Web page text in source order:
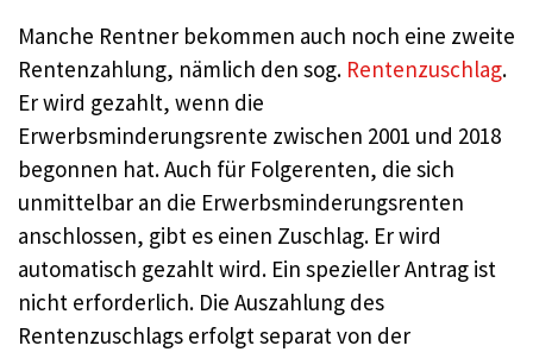
Manche Rentner bekommen auch noch eine zweite
Rentenzahlung, nämlich den sog. Rentenzuschlag.
Er wird gezahlt, wenn die
Erwerbsminderungsrente zwischen 2001 und 2018
begonnen hat. Auch für Folgerenten, die sich
unmittelbar an die Erwerbsminderungsrenten
anschlossen, gibt es einen Zuschlag. Er wird
automatisch gezahlt wird. Ein spezieller Antrag ist
nicht erforderlich. Die Auszahlung des
Rentenzuschlags erfolgt separat von der